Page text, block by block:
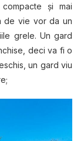
şi mai
de vie vor da un
grele. Un gard
deci va fi o
un gard viu